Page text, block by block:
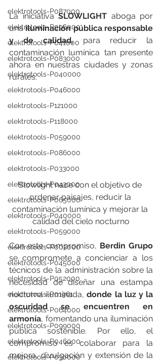
elektrotools-P087000
elektrotools-P096000
elektrotools-P041000
elektrotools-P083000
elektrotools-P040000
elektrotools-P046000
elektrotools-P121000
elektrotools-P118000
elektrotools-P059000
elektrotools-P086000
elektrotools-P033000
elektrotools-P043000
elektrotools-P065000
elektrotools-P040000
elektrotools-P059000
elektrotools-P002000
elektrotools-P045000
elektrotools-P052000
elektrotools-P01961
elektrotools-P064000
elektrotools-P099000
elektrotools-P046000
elektrotools-P030000
La iniciativa SLOWLIGHT aboga por
una iluminación pública responsable
y de calidad, para reducir la
contaminación lumínica tan presente
ahora en nuestras ciudades y zonas
rurales.
Slowlight nace con el objetivo de
ordenar paisajes, reducir la
contaminación lumínica y mejorar la
calidad del cielo nocturno
Con este compromiso, Berdin Grupo
se compromete a concienciar a los
técnicos de la administración sobre la
necesidad de diseñar una estampa
nocturna iluminada, donde la luz y la
oscuridad se encuentren en
armonía, fomentando una iluminación
pública sostenible. Por ello, el
compromiso es colaborar para la
mejora, divulgación y extensión de la